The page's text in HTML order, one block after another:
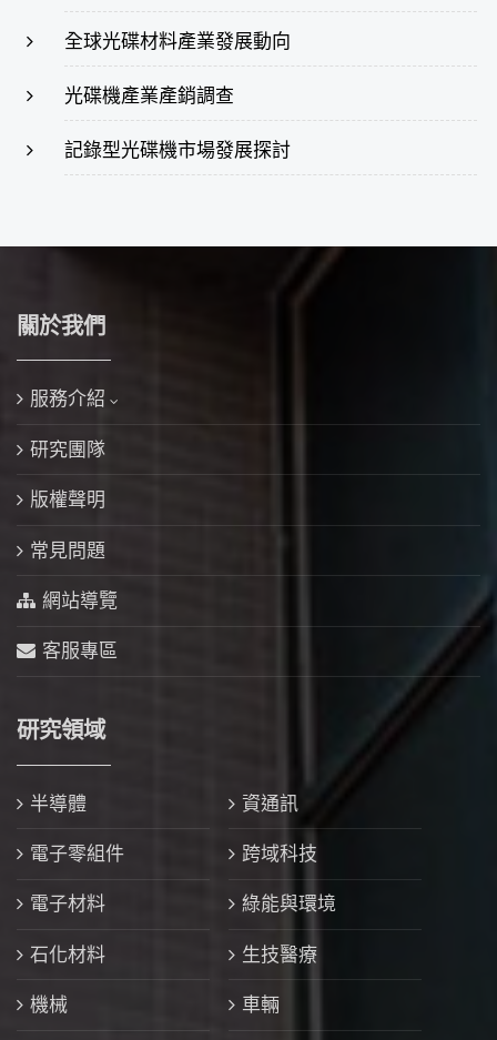
全球光碟材料產業發展動向
光碟機產業產銷調查
記錄型光碟機市場發展探討
關於我們
服務介紹
研究團隊
版權聲明
常見問題
網站導覽
客服專區
研究領域
半導體 資通訊
電子零組件 跨域科技
電子材料 綠能與環境
石化材料 生技醫療
機械 車輛